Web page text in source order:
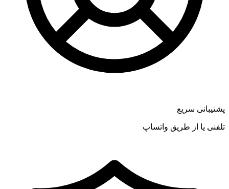
پشتیبانی سریع
تلفنی یا از طریق واتساپ